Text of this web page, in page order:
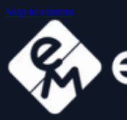
Skip to content